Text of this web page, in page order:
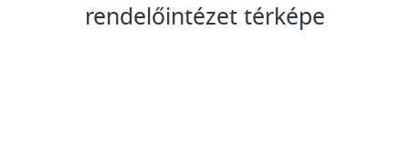
rendelőintézet térképe